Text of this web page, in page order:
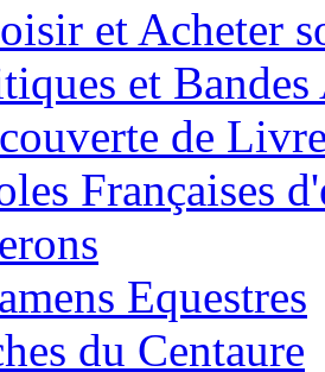
et Acheter
et
de
Françaises
Equestres
du Centaure